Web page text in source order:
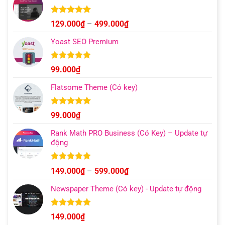
Được xếp
hạng 4.93
5 sao
129.000₫ – 499.000₫Khoảng
Yoast SEO Premium
Được xếp
hạng 4.96
5 sao
99.000₫
Flatsome Theme (Có key)
Được xếp
hạng 4.95
5 sao
99.000₫
Rank Math PRO Business (Có Key) – Update tự
động
Được xếp
hạng5.00
5 sao
149.000₫ – 599.000₫Khoảng
từ
Newspaper Theme (Có key) - Update tự động
Được xếp
hạng4.92
149.000₫